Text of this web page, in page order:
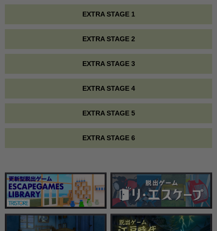
EXTRA STAGE 1
EXTRA STAGE 2
EXTRA STAGE 3
EXTRA STAGE 4
EXTRA STAGE 5
EXTRA STAGE 6